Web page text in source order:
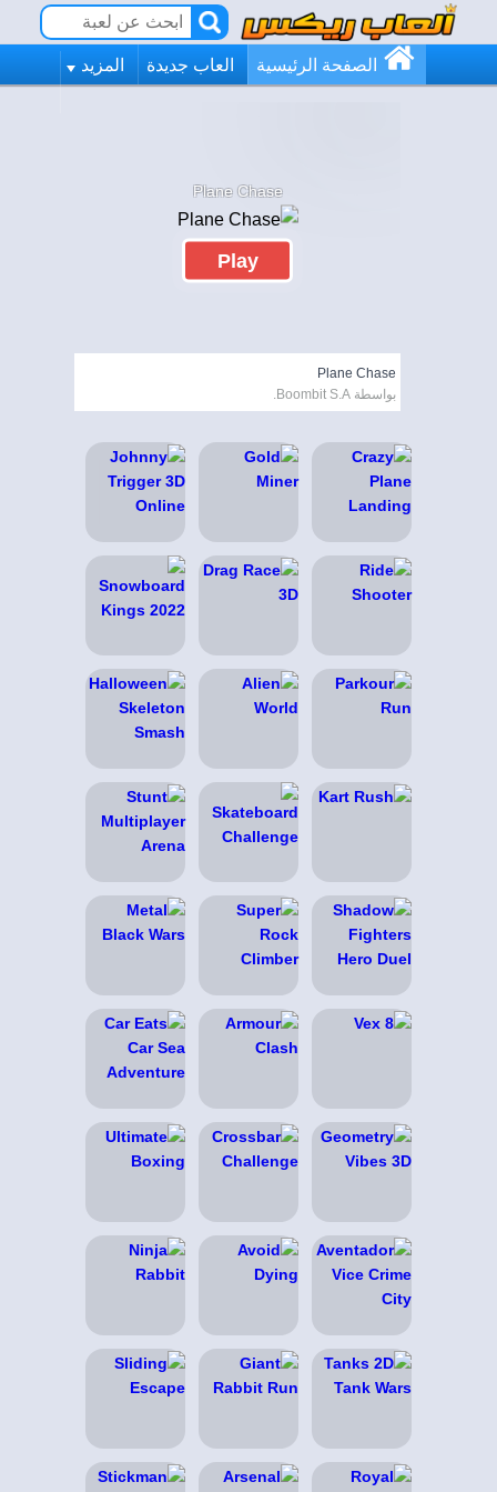
الصفحة الرئيسية العاب جديدة المزيد
Plane Chase
Play
Plane Chase
بواسطة Boombit S.A.